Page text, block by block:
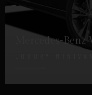
Mercedes-Benz